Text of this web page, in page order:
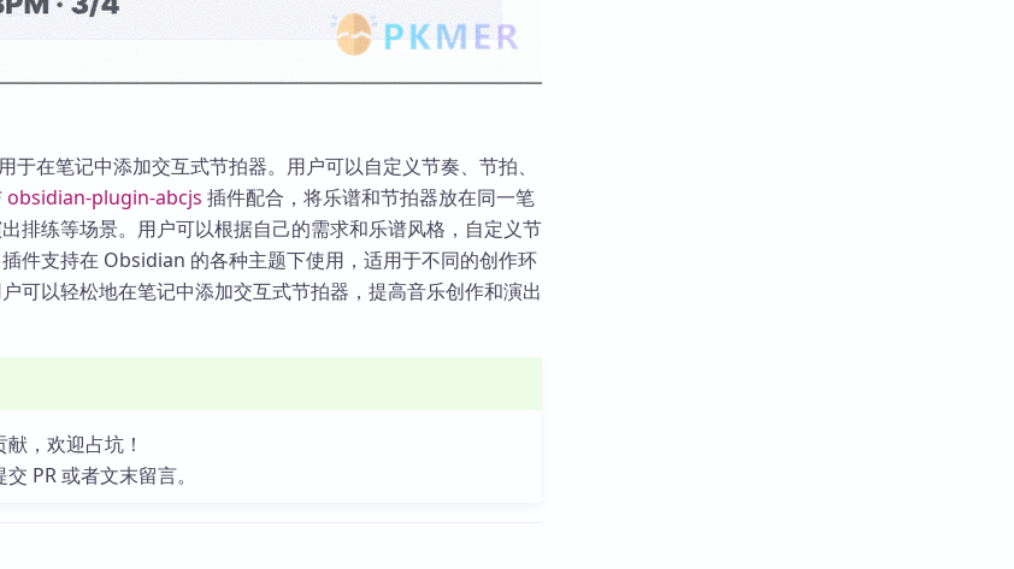
在笔记中添加交互式节拍器。用户可以自定义节奏、节拍、
obsidian-plugin-abcjs 插件配合，将乐谱和节拍器放在同一笔
排练等场景。用户可以根据自己的需求和乐谱风格，自定义节
件支持在 Obsidian 的各种主题下使用，适用于不同的创作环
可以轻松地在笔记中添加交互式节拍器，提高音乐创作和演出
，欢迎占坑！
PR 或者文末留言。